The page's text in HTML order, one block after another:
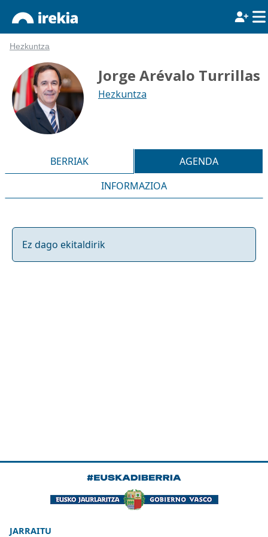
Hezkuntza
Jorge Arévalo Turrillas
Hezkuntza
BERRIAK
AGENDA
INFORMAZIOA
Ez dago ekitaldirik
JARRAITU